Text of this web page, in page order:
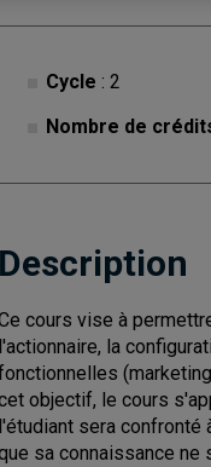
Cycle : 2
Nombre de
Description
cours vise à
l'actionnaire, la
objectif, le cours
l'étudiant sera confronté
sa connaissance